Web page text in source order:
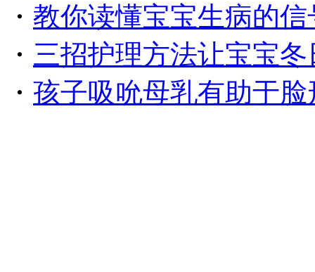
・ 教你读懂宝宝生病的信
・ 三招护理方法让宝宝
・ 孩子吸吮母乳有助于脸